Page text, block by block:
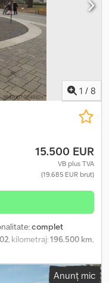
1 / 8
15.500 EUR
VB plus TVA
(19.685 EUR brut)
complet
, kilometraj:196.500 km,
11.280 kg,
, următoarea
Anunț mic